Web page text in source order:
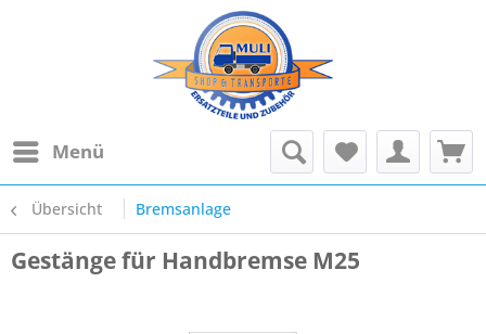
Menü
Übersicht Bremsanlage
Gestänge für Handbremse M25